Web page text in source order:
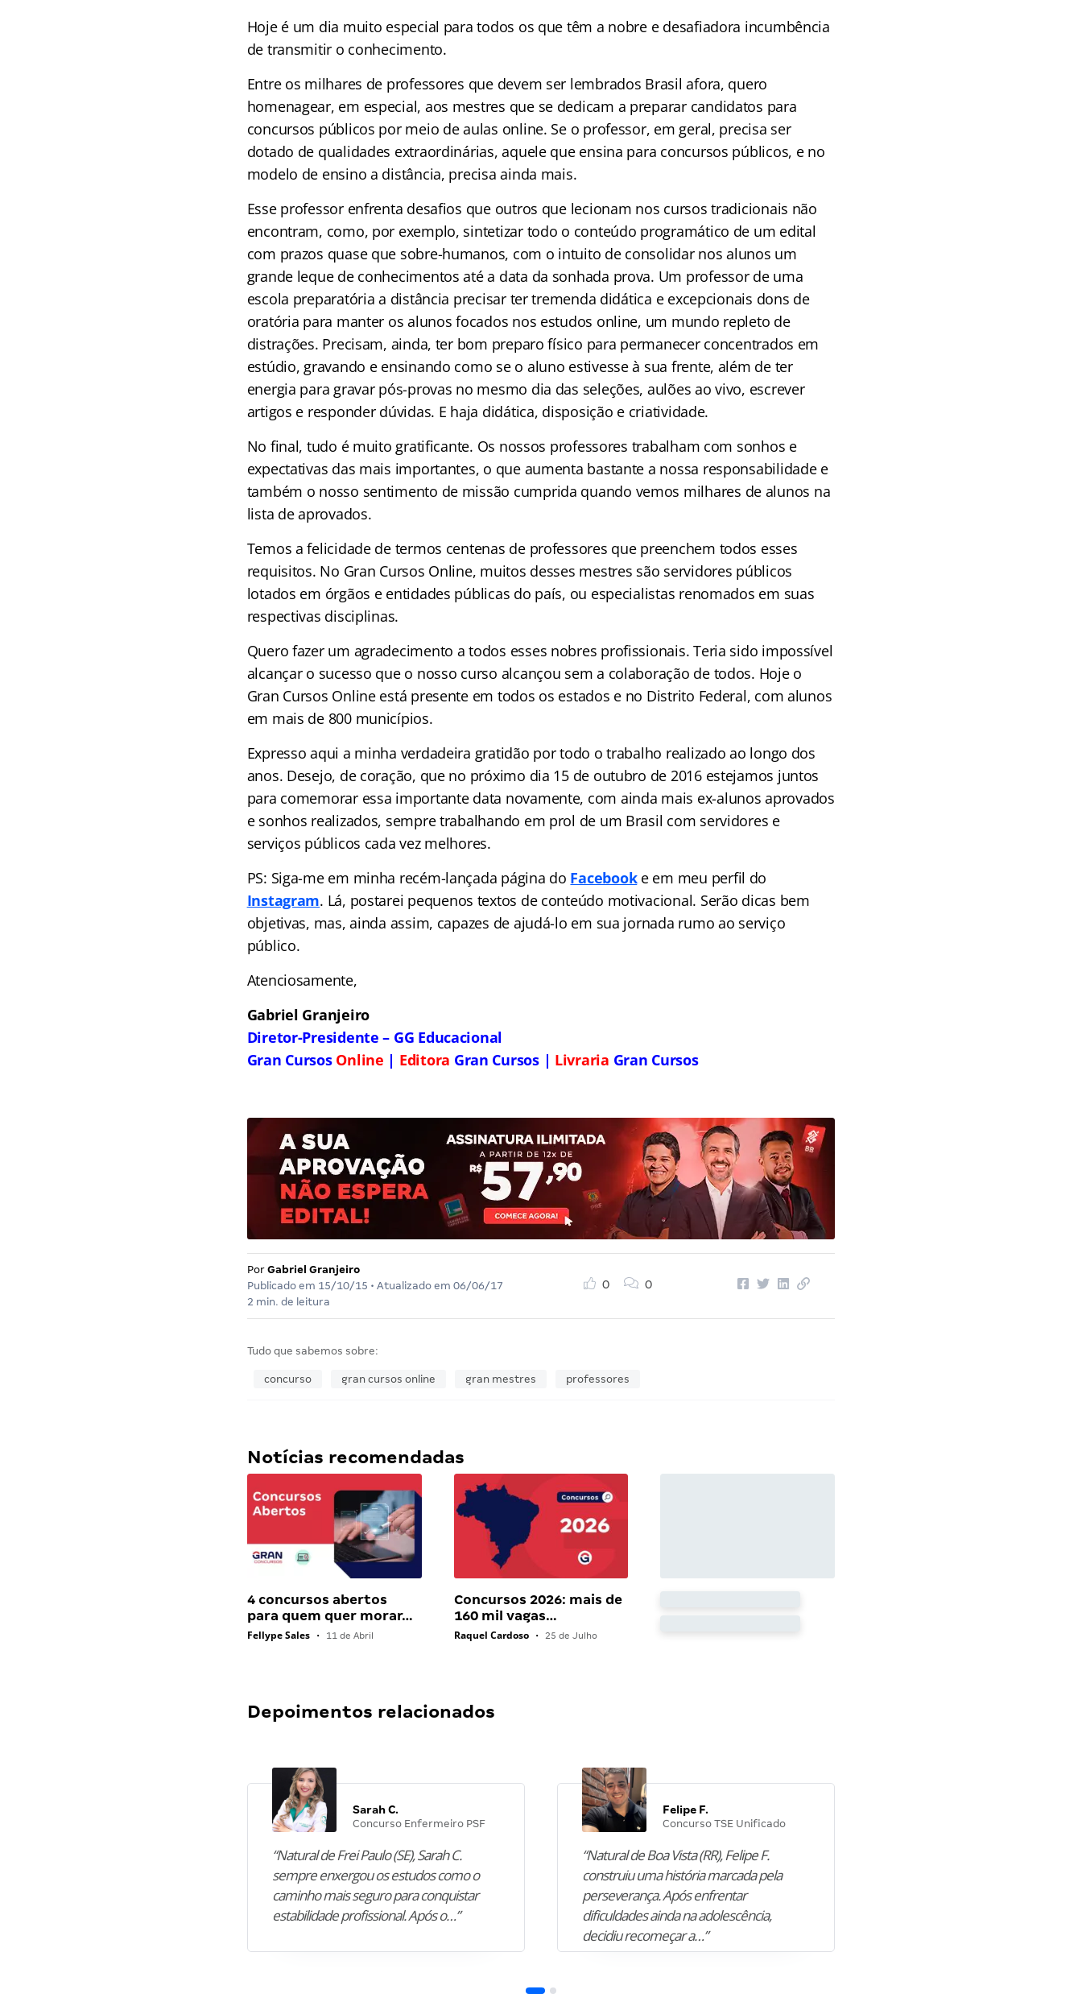
Hoje é um dia muito especial para todos os que têm a nobre e desafiadora incumbência
de transmitir o conhecimento.
Entre os milhares de professores que devem ser lembrados Brasil afora, quero
homenagear, em especial, aos mestres que se dedicam a preparar candidatos para
concursos públicos por meio de aulas online. Se o professor, em geral, precisa ser
dotado de qualidades extraordinárias, aquele que ensina para concursos públicos, e no
modelo de ensino a distância, precisa ainda mais.
Esse professor enfrenta desafios que outros que lecionam nos cursos tradicionais não
encontram, como, por exemplo, sintetizar todo o conteúdo programático de um edital
com prazos quase que sobre-humanos, com o intuito de consolidar nos alunos um
grande leque de conhecimentos até a data da sonhada prova. Um professor de uma
escola preparatória a distância precisar ter tremenda didática e excepcionais dons de
oratória para manter os alunos focados nos estudos online, um mundo repleto de
distrações. Precisam, ainda, ter bom preparo físico para permanecer concentrados em
estúdio, gravando e ensinando como se o aluno estivesse à sua frente, além de ter
energia para gravar pós-provas no mesmo dia das seleções, aulões ao vivo, escrever
artigos e responder dúvidas. E haja didática, disposição e criatividade.
No final, tudo é muito gratificante. Os nossos professores trabalham com sonhos e
expectativas das mais importantes, o que aumenta bastante a nossa responsabilidade e
também o nosso sentimento de missão cumprida quando vemos milhares de alunos na
lista de aprovados.
Temos a felicidade de termos centenas de professores que preenchem todos esses
requisitos. No Gran Cursos Online, muitos desses mestres são servidores públicos
lotados em órgãos e entidades públicas do país, ou especialistas renomados em suas
respectivas disciplinas.
Quero fazer um agradecimento a todos esses nobres profissionais. Teria sido impossível
alcançar o sucesso que o nosso curso alcançou sem a colaboração de todos. Hoje o
Gran Cursos Online está presente em todos os estados e no Distrito Federal, com alunos
em mais de 800 municípios.
Expresso aqui a minha verdadeira gratidão por todo o trabalho realizado ao longo dos
anos. Desejo, de coração, que no próximo dia 15 de outubro de 2016 estejamos juntos
para comemorar essa importante data novamente, com ainda mais ex-alunos aprovados
e sonhos realizados, sempre trabalhando em prol de um Brasil com servidores e
serviços públicos cada vez melhores.
PS: Siga-me em minha recém-lançada página do Facebooke em meu perfil do
Instagram. Lá, postarei pequenos textos de conteúdo motivacional. Serão dicas bem
objetivas, mas, ainda assim, capazes de ajudá-lo em sua jornada rumo ao serviço
público.
Atenciosamente,
Gabriel Granjeiro
Diretor-Presidente – GG Educacional
Gran Cursos Online | Editora Gran Cursos | Livraria Gran Cursos
Por Gabriel Granjeiro
Publicado em 15/10/15 • Atualizado em 06/06/17
2 min. de leitura
0 0
Tudo que sabemos sobre:
concurso gran cursos online gran mestres professores
Notícias recomendadas
4 concursos abertos
para quem quer morar…
Fellype Sales • 11 de Abril
Concursos 2026: mais de
160 mil vagas…
Raquel Cardoso • 25 de Julho
Depoimentos relacionados
Sarah C.
Concurso Enfermeiro PSF
“Natural de Frei Paulo (SE), Sarah C.
sempre enxergou os estudos como o
caminho mais seguro para conquistar
estabilidade profissional. Após o…”
Felipe F.
Concurso TSE Unificado
“Natural de Boa Vista (RR), Felipe F.
construiu uma história marcada pela
perseverança. Após enfrentar
dificuldades ainda na adolescência,
decidiu recomeçar a…”